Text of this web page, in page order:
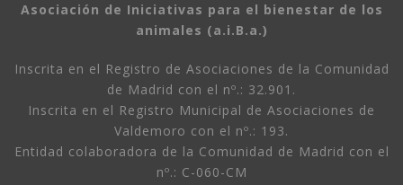
Asociación de Iniciativas para el bienestar de los
animales (a.i.B.a.)
Inscrita en el Registro de Asociaciones de la Comunidad
de Madrid con el nº.: 32.901.
Inscrita en el Registro Municipal de Asociaciones de
Valdemoro con el nº.: 193.
Entidad colaboradora de la Comunidad de Madrid con el
nº.: C-060-CM